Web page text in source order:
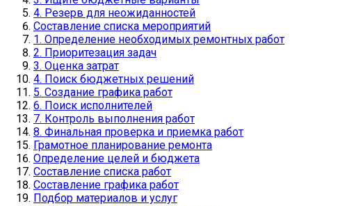
4. Резерв для неожиданностей
Составление списка мероприятий
1. Определение необходимых ремонтных работ
2. Приоритезация задач
3. Оценка затрат
4. Поиск бюджетных решений
5. Создание графика работ
6. Поиск исполнителей
7. Контроль выполнения работ
8. Финальная проверка и приемка работ
Грамотное планирование ремонта
Определение целей и бюджета
Составление списка работ
Составление графика работ
Подбор материалов и услуг